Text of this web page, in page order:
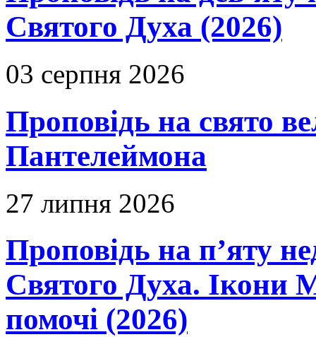
Святого Духа (2026)
03 серпня 2026
Проповідь на свято
Пантелеймона
27 липня 2026
Проповідь на п’яту
Святого Духа. Ікони
помочі (2026)